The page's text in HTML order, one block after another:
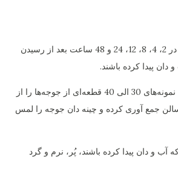
- تعدادی از جوجه‌ها را در 2، 4، 8، 12، 24 و 48 ساعت بعد از رسیدن
دان پیدا کرده باشند.
- برای این منظور، باید نمونه‌های 30 الی 40 قطعه‌ای از جوجه‌ها را از
سالن جمع آوری کرده و چینه دان جوجه را لمس
آب و دان پیدا کرده باشند، پُر، نرم و گرد